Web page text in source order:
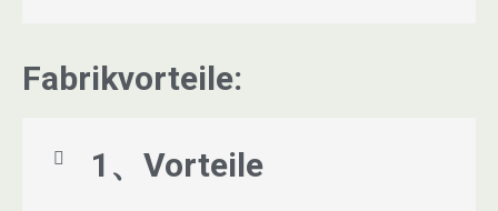
Fabrikvorteile:
1、Vorteile